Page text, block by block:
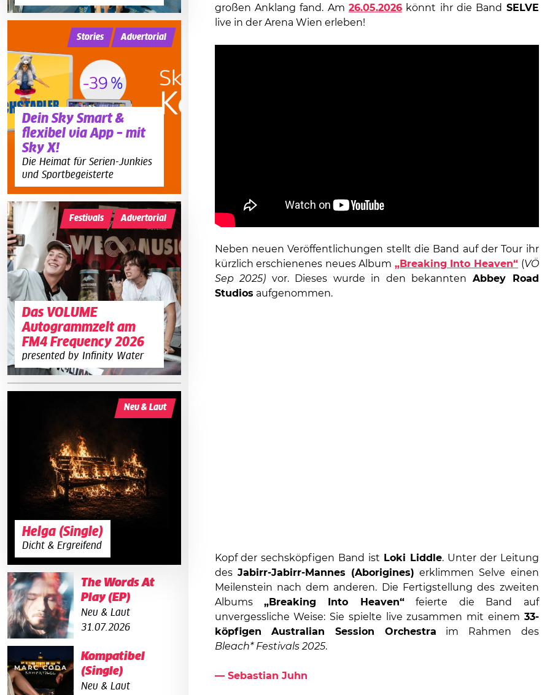
großen Anklang fand. Am 26.05.2026könnt ihr die Band SELVE
live in der Arena Wien erleben!
Neben neuen Veröffentlichungen stellt die Band auf der Tour ihr
kürzlich erschienenes neues Album „Breaking Into Heaven“(VÖ
Sep 2025) vor. Dieses wurde in den bekannten Abbey Road
Studios aufgenommen.
Kopf der sechsköpfigen Band ist Loki Liddle. Unter der Leitung
des Jabirr-Jabirr-Mannes (Aborigines) erklimmen Selve einen
Meilenstein nach dem anderen. Die Fertigstellung des zweiten
Albums „Breaking Into Heaven“feierte die Band auf
unvergessliche Weise: Sie spielte live zusammen mit einem 33-
köpfigen Australian Session Orchestra im Rahmen des
Bleach* Festivals 2025.
— Sebastian Juhn
Dein Sky Smart &
flexibel via App – mit
Sky X!
Die Heimat für Serien-Junkies
und Sportbegeisterte
Stories Advertorial
Das VOLUME
Autogrammzelt am
FM4 Frequency 2026
presented by Infinity Water
Festivals Advertorial
Helga (Single)
Dicht & Ergreifend
Neu & Laut
The Words At
Play (EP)
Neu & Laut
31.07.2026
Kompatibel
(Single)
Neu & Laut